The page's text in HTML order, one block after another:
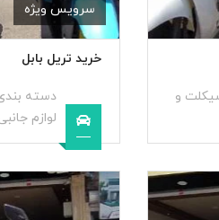
و
سرویس ویژه
خرید تریل بابل
دسته
لوازم